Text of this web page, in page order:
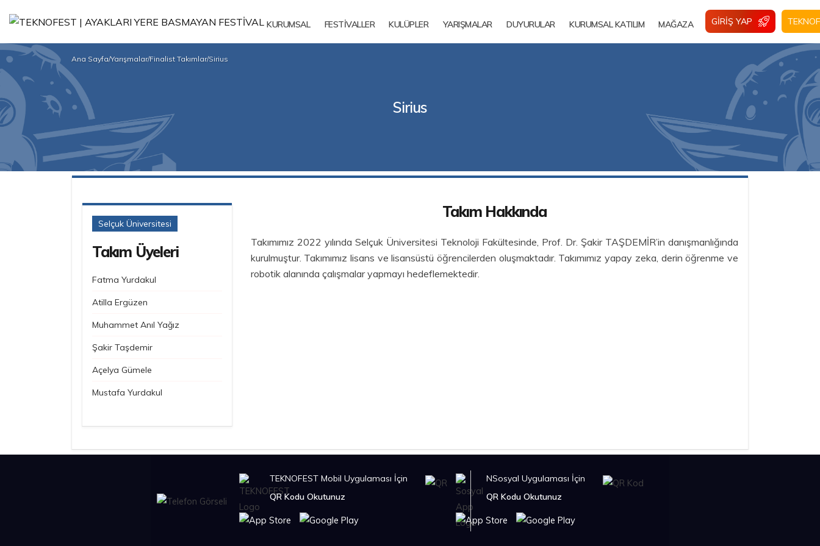
KURUMSAL FESTİVALLER KULÜPLER YARIŞMALAR DUYURULAR KURUMSAL KATILIM MAĞAZA GIRIŞ YAP
Ana Sayfa/Yarışmalar/Finalist Takımlar/Sirius
Sirius
Selçuk Üniversitesi
Takım Üyeleri
Fatma Yurdakul
Atilla Ergüzen
Muhammet Anıl Yağız
Şakir Taşdemir
Açelya Gümele
Mustafa Yurdakul
Takım Hakkında
Takımımız 2022 yılında Selçuk Üniversitesi Teknoloji Fakültesinde, Prof. Dr. Şakir TAŞDEMİR’in danışmanlığında
kurulmuştur. Takımımız lisans ve lisansüstü öğrencilerden oluşmaktadır. Takımımız yapay zeka, derin öğrenme ve
robotik alanında çalışmalar yapmayı hedeflemektedir.
TEKNOFEST Mobil Uygulaması İçin
QR Kodu Okutunuz
NSosyal Uygulaması İçin
QR Kodu Okutunuz